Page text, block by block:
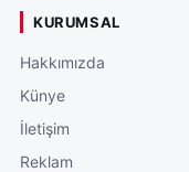
KURUMSAL
Hakkımızda
Künye
İletişim
Reklam